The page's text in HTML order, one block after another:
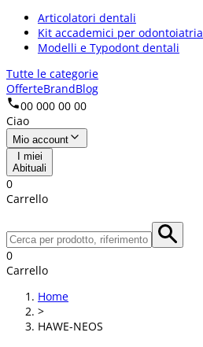
Articolatori dentali
Kit accademici per odontoiatria
Modelli e Typodont dentali
Tutte le categorie
OfferteBrandBlog
00 000 00 00
Ciao
Mio account
I miei
Abituali
0
Carrello
0
Carrello
Home
>
HAWE-NEOS